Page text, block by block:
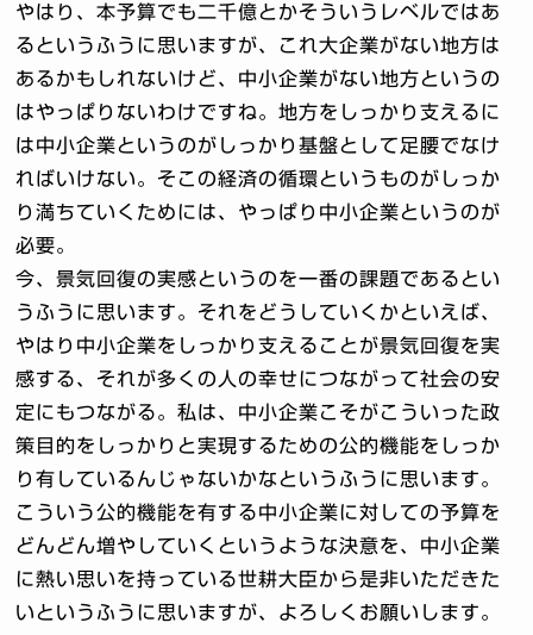
やはり、本予算でも二千億とかそういうレベルではあ
るというふうに思いますが、これ大企業がない地方は
あるかもしれないけど、中小企業がない地方というの
はやっぱりないわけですね。地方をしっかり支えるに
は中小企業というのがしっかり基盤として足腰でなけ
ればいけない。そこの経済の循環というものがしっか
り満ちていくためには、やっぱり中小企業というのが
必要。
今、景気回復の実感というのを一番の課題であるとい
うふうに思います。それをどうしていくかといえば、
やはり中小企業をしっかり支えることが景気回復を実
感する、それが多くの人の幸せにつながって社会の安
定にもつながる。私は、中小企業こそがこういった政
策目的をしっかりと実現するための公的機能をしっか
り有しているんじゃないかなというふうに思います。
こういう公的機能を有する中小企業に対しての予算を
どんどん増やしていくというような決意を、中小企業
に熱い思いを持っている世耕大臣から是非いただきた
いというふうに思いますが、よろしくお願いします。